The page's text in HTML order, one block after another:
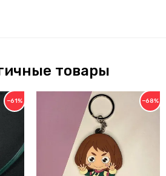
товары
−61% −68%